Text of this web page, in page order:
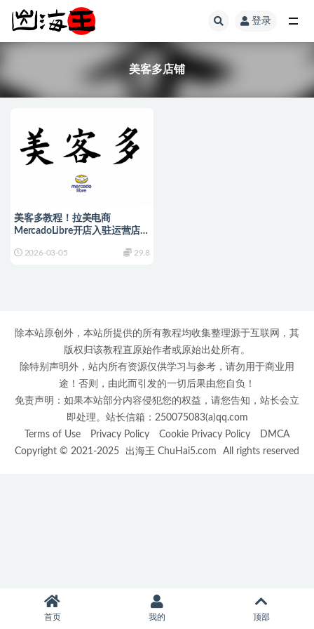
登录
美客多店铺
美客多教程！拉美电商
MercadoLibre开店入驻运营店铺
2026-03-05 29.8
除本站原创外，本站所提供的所有教程均收集整理源于互联网，其
版权归该教程直原始作者或原始出处所有。
除特别声明外，站内所有资源仅供学习与参考，请勿用于商业用
途！否则，由此而引发的一切后果由您自负！
免责声明：如果本站部分内容侵犯您的权益，请您告知，站长会立
即处理。站长信箱：250075083(a)qq.com
Terms of Use
Privacy Policy Cookie Privacy Policy
DMCA
Copyright © 2021-2025
出海王 ChuHai5.com All rights reserved
首页 我的 顶部
全部